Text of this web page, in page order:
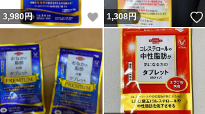
3,980円 いいね！
1,308円